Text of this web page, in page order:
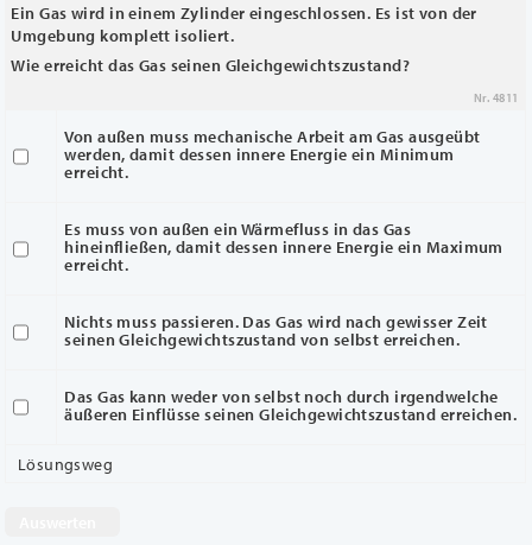
Ein Gas wird in einem Zylinder eingeschlossen. Es ist von der
Umgebung komplett isoliert.
Wie erreicht das Gas seinen Gleichgewichtszustand?
Nr. 4811
Von außen muss mechanische Arbeit am Gas ausgeübt
werden, damit dessen innere Energie ein Minimum
erreicht.
Es muss von außen ein Wärmefluss in das Gas
hineinfließen, damit dessen innere Energie ein Maximum
erreicht.
Nichts muss passieren. Das Gas wird nach gewisser Zeit
seinen Gleichgewichtszustand von selbst erreichen.
Das Gas kann weder von selbst noch durch irgendwelche
äußeren Einflüsse seinen Gleichgewichtszustand erreichen.
Lösungsweg